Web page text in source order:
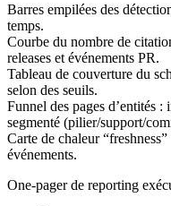
Barres empilées des
temps.
Courbe du nombre de
releases et événements PR.
Tableau de couverture du
selon des seuils.
Funnel des pages
segmenté (pilier/support/
Carte de chaleur
événements.
One‑pager de reporting